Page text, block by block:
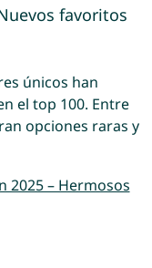
favoritos
únicos han
el top 100. Entre
opciones raras y
2025 – Hermosos